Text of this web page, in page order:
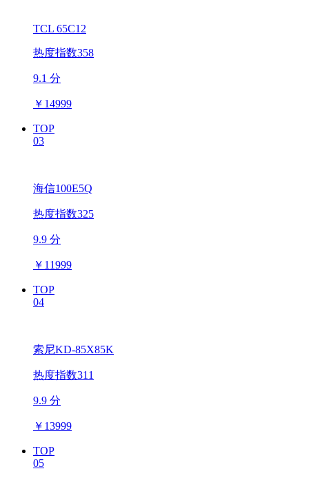
TCL 65C12
热度指数358
9.1 分
￥ 14999
TOP
03
海信100E5Q
热度指数325
9.9 分
￥ 11999
TOP
04
索尼KD-85X85K
热度指数311
9.9 分
￥ 13999
TOP
05